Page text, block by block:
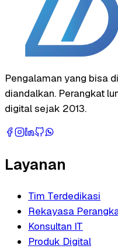
Pengalaman yang bisa
diandalkan. Perangkat
digital sejak 2013.
Layanan
Tim Terdedikasi
Rekayasa
Konsultan IT
Produk Digital